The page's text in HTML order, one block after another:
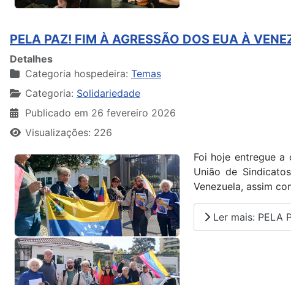
PELA PAZ! FIM À AGRESSÃO DOS EUA À
Detalhes
Categoria hospedeira: Temas
Categoria: Solidariedade
Publicado em 26 fevereiro 2026
Visualizações: 226
Foi hoje entregue a
União de
Venezuela, assim
Ler mais: PELA